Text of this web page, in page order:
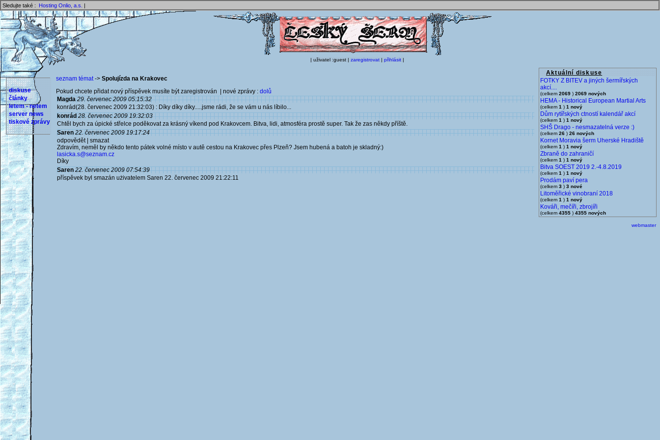
Sledujte také : Hosting Onlio, a.s. |
| uživatel :guest | zaregistrovat | přihlásit |
Aktuální diskuse
FOTKY Z BITEV a jiných šermířských
akcí....
(celkem 2069 ) 2069 nových
HEMA - Historical European Martial Arts
(celkem 1 ) 1 nový
Dům rytířských ctností kalendář akcí
(celkem 1 ) 1 nový
SHŠ Drago - nesmazatelná verze :)
(celkem 26 ) 26 nových
Kornet Moravia šerm Uherské Hradiště
(celkem 1 ) 1 nový
Zbraně do zahraničí
(celkem 1 ) 1 nový
Bitva SOEST 2019 2.-4.8.2019
(celkem 1 ) 1 nový
Prodám paví pera
(celkem 3 ) 3 nové
Litoměřické vinobraní 2018
(celkem 1 ) 1 nový
Kováři, mečíři, zbrojíři
(celkem 4355 ) 4355 nových
diskuse
články
letem - netem
server news
tiskové zprávy
seznam témat-> Spolujízda na Krakovec
Pokud chcete přidat nový příspěvek musíte být zaregistrován | nové zprávy : dolů
Magda 29. červenec 2009 05:15:32
konrád(28. červenec 2009 21:32:03) : Díky díky díky.....jsme rádi, že se vám u nás líbilo...
konrád 28. červenec 2009 19:32:03
Chtěl bych za úpické střelce poděkovat za krásný víkend pod Krakovcem. Bitva, lidi, atmosféra prostě super. Tak že zas někdy příště.
Saren 22. červenec 2009 19:17:24
odpovědět | smazat
Zdravím, neměl by někdo tento pátek volné místo v autě cestou na Krakovec přes Plzeň? Jsem hubená a batoh je skladný:)
lasicka.s@seznam.cz
Díky
Saren 22. červenec 2009 07:54:39
příspěvek byl smazán użivatelem Saren 22. červenec 2009 21:22:11
webmaster